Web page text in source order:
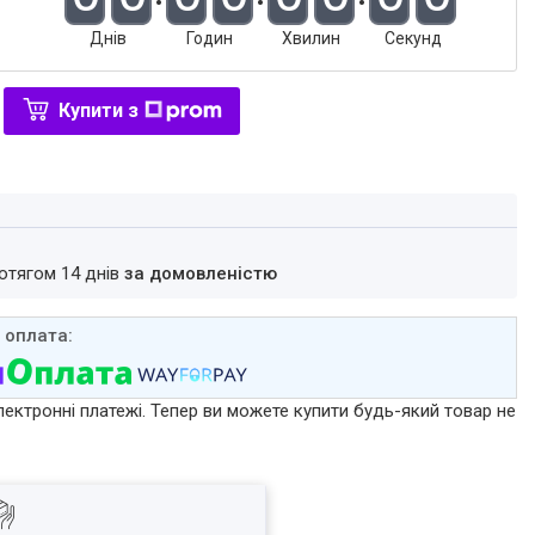
Днів Годин Хвилин Секунд
Купити з
14 днівза домовленістю
платежі. Тепер ви можете купити будь-який товар не